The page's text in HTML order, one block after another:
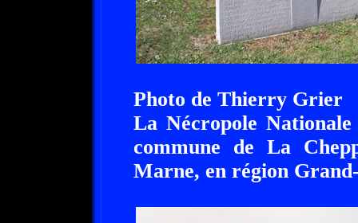
Photo de Thierry Grier
La Nécropole
commune de La
Marne, en région